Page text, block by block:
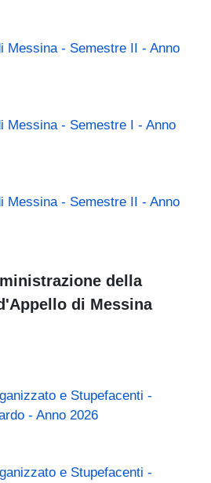
Messina - Semestre II - Anno
Messina - Semestre I - Anno
Messina - Semestre II - Anno
della
di Messina
e Stupefacenti -
- Anno 2026
e Stupefacenti -